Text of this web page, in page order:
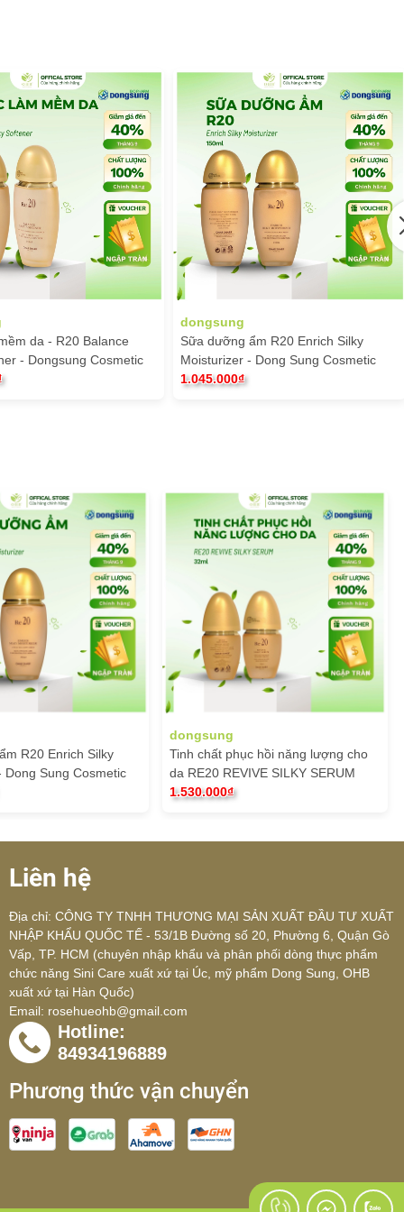
chăm sóc da. Có mặt tại Việt Nam hơn 15 năm, Omar Sharif
da - R20 Balance
- Dongsung Cosmetic
dongsung
Sữa dưỡng ẩm R20 Enrich Silky
Moisturizer - Dong Sung Cosmetic
1.045.000₫
Tinh chất phục hồi năng lượng cho
da RE20 REVIVE SILKY SERUM
Kem cung cấp dinh dưỡng
Re20 Nutritive Silky Cream
Liên hệ
Địa chỉ: CÔNG TY TNHH THƯƠNG MẠI SẢN XUẤT ĐẦU TƯ XUẤT
NHẬP KHẨU QUỐC TẾ - 53/1B Đường số 20, Phường 6, Quận Gò
Vấp, TP. HCM (chuyên nhập khẩu và phân phối dòng thực phẩm
chức năng Sini Care xuất xứ tại Úc, mỹ phẩm Dong Sung, OHB
xuất xứ tại Hàn Quốc)
Email: rosehueohb@gmail.com
Hotline:
84934196889
Phương thức vận chuyển